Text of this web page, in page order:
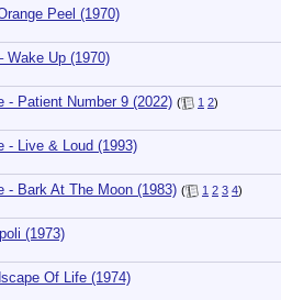
Peel (1970)
Wake Up (1970)
- Patient Number 9 (2022) ( 1 2)
- Live & Loud (1993)
- Bark At The Moon (1983) ( 1 2 3 4)
(1973)
Of Life (1974)